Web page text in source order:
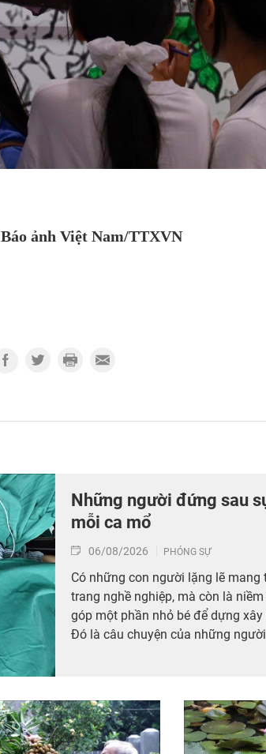
Báo ảnh Việt Nam/TTXVN
Những người đứng sau
mỗi ca mổ
06/08/2026 PHÓNG SỰ
Có những con người lặng lẽ mang
trang nghề nghiệp, mà còn là
góp một phần nhỏ bé để dựng
Đó là câu chuyện của những